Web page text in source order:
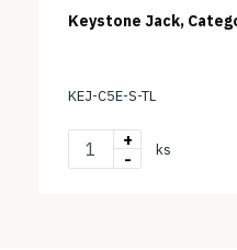
Keystone Jack,
KEJ-C5E-S-TL
+
-
ks